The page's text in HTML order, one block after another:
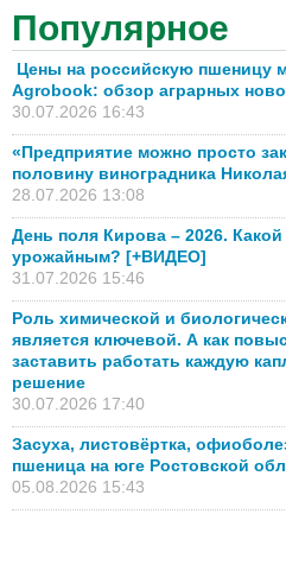
Популярное
Цены на российскую пшеницу
Agrobook: обзор аграрных
30.07.2026 16:43
«Предприятие можно просто
половину виноградника
28.07.2026 13:08
День поля Кирова – 2026.
урожайным? [+ВИДЕО]
31.07.2026 15:46
Роль химической и
является ключевой. А как
заставить работать каждую
решение
30.07.2026 17:40
Засуха, листовёртка,
пшеница на юге Ростовской
05.08.2026 15:43